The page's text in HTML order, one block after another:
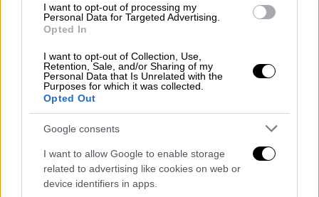
I want to opt-out of processing my
Personal Data for Targeted Advertising.
Opted In
I want to opt-out of Collection, Use,
Retention, Sale, and/or Sharing of my
Personal Data that Is Unrelated with the
Purposes for which it was collected.
Opted Out
Google consents
I want to allow Google to enable storage
related to advertising like cookies on web or
device identifiers in apps.
απ' το ύψος της μεγάλης περιοχής
διαμόρφωσε το 3-0. Η Σίτι, που σκόραρε στο
92' με τον Νίκο, ήταν για ακόμη ένα ματς
απογοητευτική φανερώνοντας ότι ο κύκλος
της ομάδας που σάρωνε τα προηγούμενα
χρόνια, μάλλον έχει κλείσει.
επί της Μπρεστ ήταν ακόμη πιο σαρωτική
στο Παρίσι, όπου επικράτησε με το